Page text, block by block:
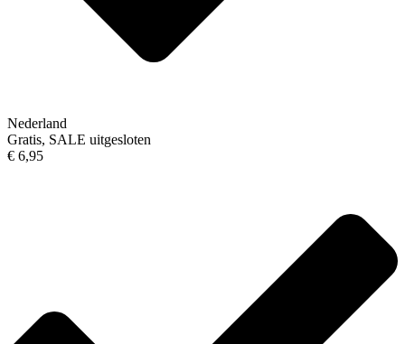
Nederland
Gratis, SALE uitgesloten
€ 6,95